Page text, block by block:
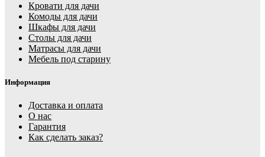
Кровати для дачи
Комоды для дачи
Шкафы для дачи
Столы для дачи
Матрасы для дачи
Мебель под старину
Информация
Доставка и оплата
О нас
Гарантия
Как сделать заказ?